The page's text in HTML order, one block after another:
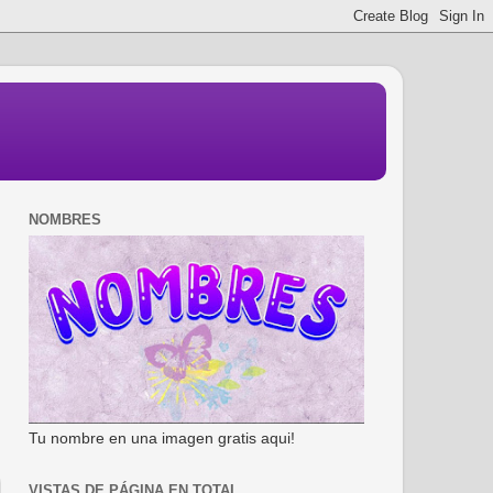
NOMBRES
Tu nombre en una imagen gratis aqui!